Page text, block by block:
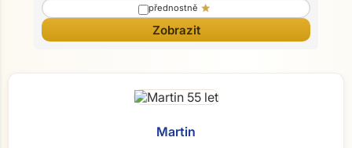
přednostně star
Martin